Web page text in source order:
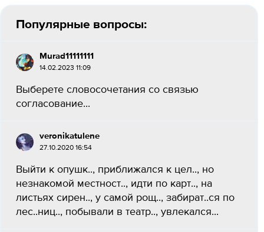
Популярные вопросы:
Murad11111111
14.02.2023 11:09
Выберете словосочетания со связью
согласование...
veronikatulene
27.10.2020 16:54
Выйти к опушк.., приближался к цел.., но
незнакомой местност.., идти по карт.., на
листьях сирен.., у самой рощ.., забират..ся по
лес..ниц.., побывали в театр.., увлекался...